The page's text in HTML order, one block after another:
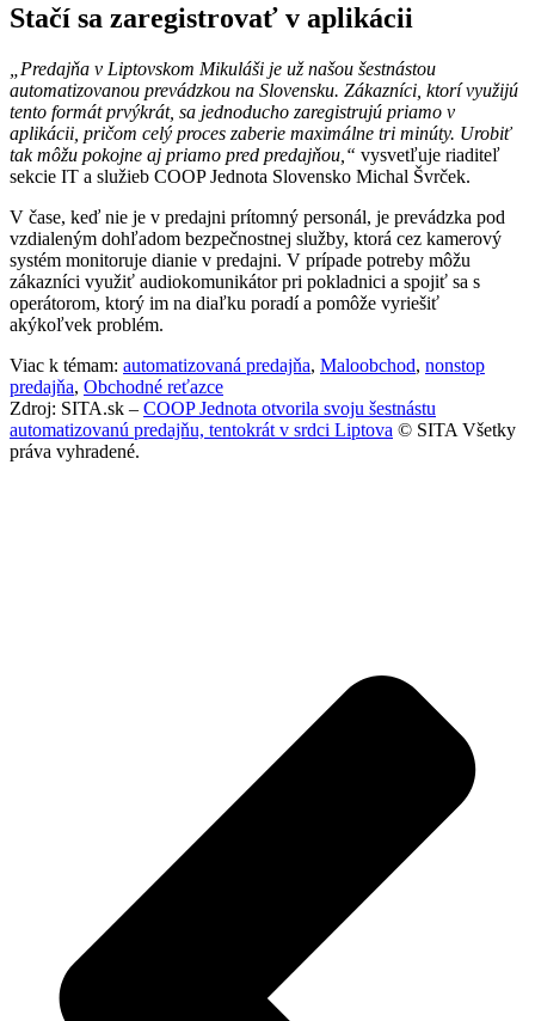
Stačí sa zaregistrovať v aplikácii
„Predajňa v Liptovskom Mikuláši je už našou šestnástou
automatizovanou prevádzkou na Slovensku. Zákazníci, ktorí využijú
tento formát prvýkrát, sa jednoducho zaregistrujú priamo v
aplikácii, pričom celý proces zaberie maximálne tri minúty. Urobiť
tak môžu pokojne aj priamo pred predajňou,“ vysvetľuje riaditeľ
sekcie IT a služieb COOP Jednota Slovensko Michal Švrček.
V čase, keď nie je v predajni prítomný personál, je prevádzka pod
vzdialeným dohľadom bezpečnostnej služby, ktorá cez kamerový
systém monitoruje dianie v predajni. V prípade potreby môžu
zákazníci využiť audiokomunikátor pri pokladnici a spojiť sa s
operátorom, ktorý im na diaľku poradí a pomôže vyriešiť
akýkoľvek problém.
Viac k témam: automatizovaná predajňa, Maloobchod, nonstop
predajňa, Obchodné reťazce
Zdroj: SITA.sk – COOP Jednota otvorila svoju šestnástu
automatizovanú predajňu, tentokrát v srdci Liptova © SITA Všetky
práva vyhradené.